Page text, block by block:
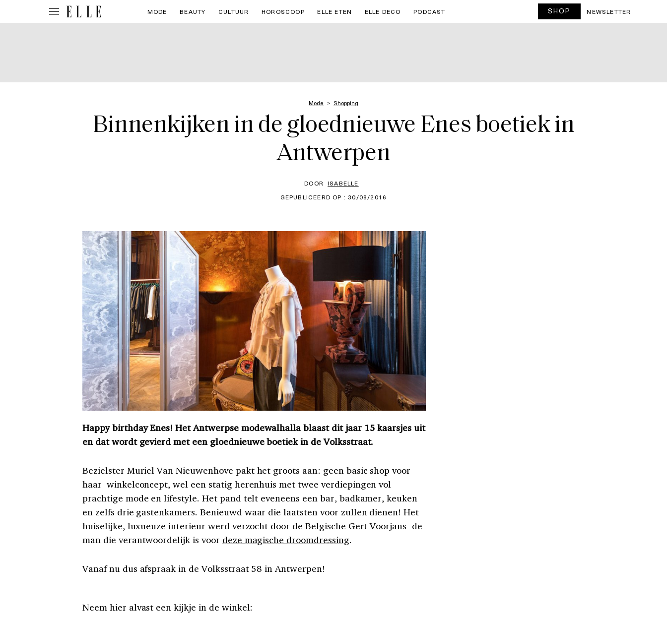
MODE BEAUTY CULTUUR HOROSCOOP ELLE ETEN ELLE DECO PODCAST SHOP NEWSLETTER
Mode Shopping
Binnenkijken in de gloednieuwe Enes boetiek in
Antwerpen
DOOR ISABELLE
GEPUBLICEERD OP : 30/08/2016
Happy birthday Enes! Het Antwerpse modewalhalla blaast dit jaar 15 kaarsjes uit
en dat wordt gevierd met een gloednieuwe boetiek in de Volksstraat.
Bezielster Muriel Van Nieuwenhove pakt het groots aan: geen basic shop voor
haar winkelconcept, wel een statig herenhuis met twee verdiepingen vol
prachtige mode en lifestyle. Het pand telt eveneens een bar, badkamer, keuken
en zelfs drie gastenkamers. Benieuwd waar die laatsten voor zullen dienen! Het
huiselijke, luxueuze interieur werd verzocht door de Belgische Gert Voorjans -de
man die verantwoordelijk is voor deze magische droomdressing.
Vanaf nu dus afspraak in de Volksstraat 58 in Antwerpen!
Neem hier alvast een kijkje in de winkel: